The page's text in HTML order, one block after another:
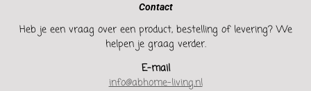
Contact
Heb je een vraag over een product, bestelling of levering? We
helpen je graag verder.
E-mail
info@abhome-living.nl